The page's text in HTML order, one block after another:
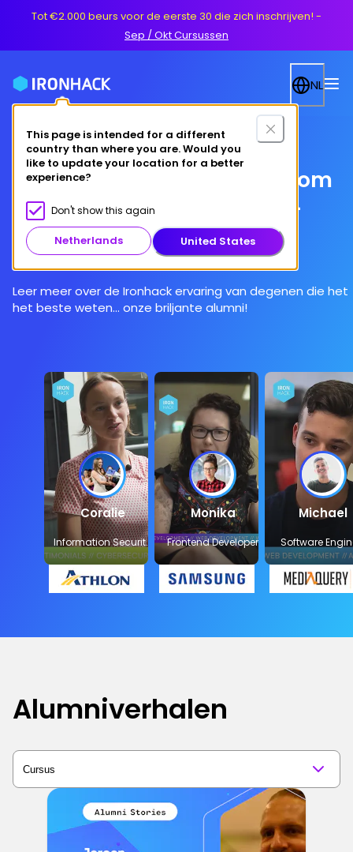
Tot €2.000 beurs voor de eerste 30 die zich inschrijven! -
Sep / Okt Cursussen
This page is intended for a different
country than where you are. Would you
like to update your location for a better
experience?
Don't show this again
Netherlands United States
NL
Ontmoet onze alumni en kom
erachter hoe zij in de tech-
sector zijn beland
Leer meer over de Ironhack ervaring van degenen die het
het beste weten... onze briljante alumni!
Coralie
Information Security
Officer
Monika
Frontend Developer
Michael
Software
Alumniverhalen